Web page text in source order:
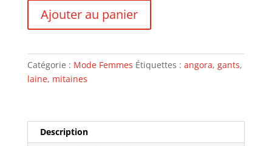
MITAINES
ANGORA
BLEU
Ajouter au panier
Catégorie : Mode Femmes Étiquettes : angora, gants,
laine, mitaines
Description